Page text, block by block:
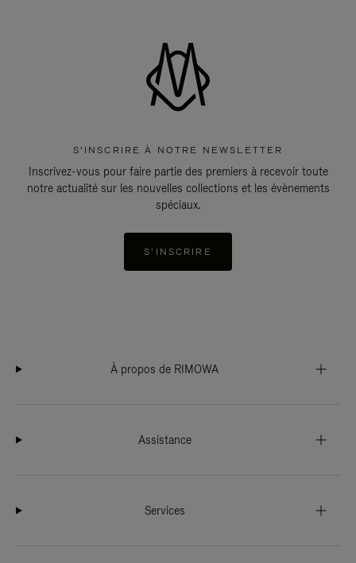
S'INSCRIRE À NOTRE NEWSLETTER
Inscrivez-vous pour faire partie des premiers à recevoir toute
notre actualité sur les nouvelles collections et les évènements
spéciaux.
S'INSCRIRE
À propos de RIMOWA
Assistance
Services